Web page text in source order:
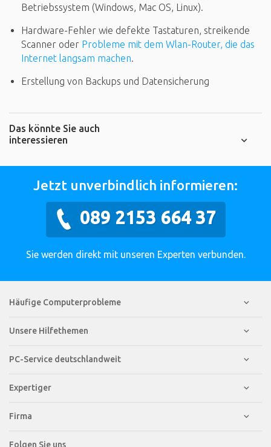
Betriebssystem (Windows, Mac OS, Linux).
Hardware-Fehler wie defekte Tastaturen, streikende
Scanner oder Probleme mit dem Wlan-Router, die das
Internet langsam machen.
Erstellung von Backups und Datensicherung
Das könnte Sie auch
interessieren
Jetzt unverbindlich informieren:
089 2153 664 37
Sie werden direkt mit unseren Experten verbunden.
Häufige Computerprobleme
Unsere Hilfethemen
PC-Service deutschlandweit
Expertiger
Firma
Folgen Sie uns